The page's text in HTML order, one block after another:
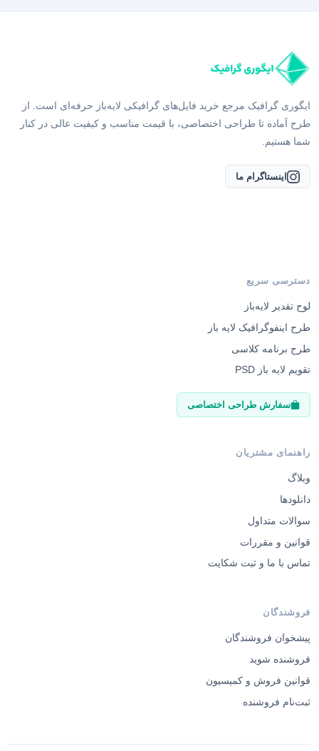
طرح آماده تا طراحی اختصاصی، با قیمت مناسب و کیفیت عالی در کنار
شما هستیم.
اینستاگرام ما
طرح اینفوگرافیک لایه باز
طرح برنامه کلاسی
تقویم لایه باز PSD
سفارش طراحی اختصاصی
دانلودها
سوالات متداول
قوانین و مقررات
تماس با ما و ثبت شکایت
فروشنده شوید
قوانین فروش و کمیسیون
ثبت‌نام فروشنده